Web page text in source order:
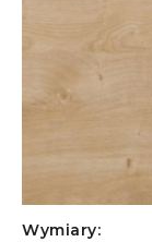
Wymiary: